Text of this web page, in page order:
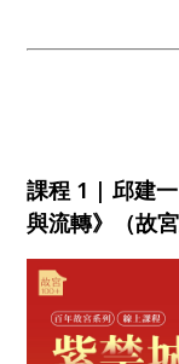
課程 1 | 邱建
與流轉》（故宮